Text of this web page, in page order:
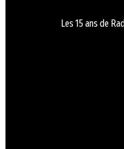
Les 15 ans de